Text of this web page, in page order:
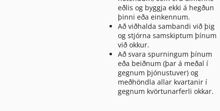
eðlis og byggja ekki á hegðun
þinni eða einkennum.
Að viðhalda sambandi við þig
og stjórna samskiptum þínum
við okkur.
Að svara spurningum þínum
eða beiðnum (þar á meðal í
gegnum þjónustuver) og
meðhöndla allar kvartanir í
gegnum kvörtunarferli okkar.